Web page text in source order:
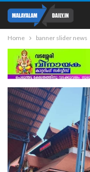
Home banner slider news